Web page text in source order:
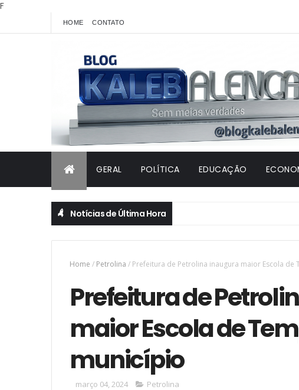
F
HOME CONTATO
GERAL POLÍTICA EDUCAÇÃO
Notícias de Última Hora
Home / Petrolina / Prefeitura de Petrolina inaugura maior Escola
Prefeitura de
maior Escola de
município
março 04, 2024 Petrolina